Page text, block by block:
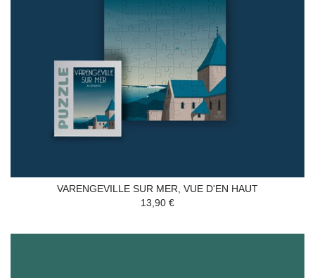
VARENGEVILLE SUR MER, VUE D'EN HAUT
13,90 €